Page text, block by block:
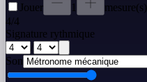
Jouer
1 mesure(s)
4/4
Signature rythmique
/
Son